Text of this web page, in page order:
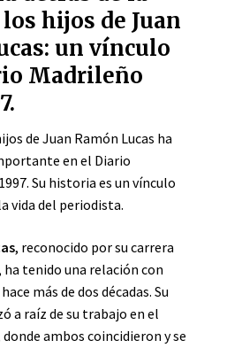
hijos de Juan
un vínculo
Madrileño
de Juan Ramón Lucas ha
en el Diario
Su historia es un vínculo
vida del periodista.
, reconocido por su carrera
tenido una relación con
más de dos décadas. Su
a raíz de su trabajo en el
ambos coincidieron y se